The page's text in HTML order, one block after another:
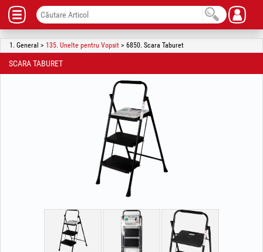
1. General > 135. Unelte pentru Vopsit > 6850. Scara Taburet
SCARA TABURET